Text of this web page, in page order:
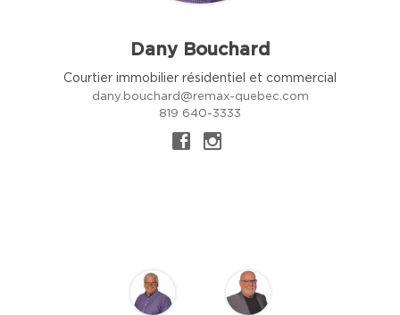
Dany Bouchard
Courtier immobilier résidentiel et commercial
dany.bouchard@remax-quebec.com
819 640-3333